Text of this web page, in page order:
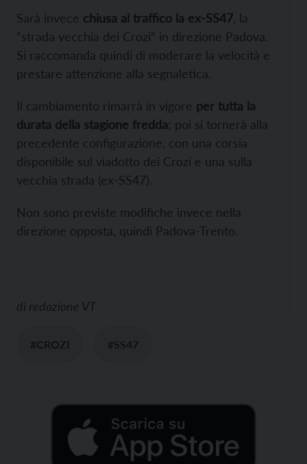
Sarà invece chiusa al traffico la ex-SS47 , la
“strada vecchia dei Crozi” in direzione Padova.
Si raccomanda quindi di moderare la velocità e
prestare attenzione alla segnaletica.
Il cambiamento rimarrà in vigore per tutta la
durata della stagione fredda; poi si tornerà alla
precedente configurazione, con una corsia
disponibile sul viadotto dei Crozi e una sulla
vecchia strada (ex-SS47).
Non sono previste modifiche invece nella
direzione opposta, quindi Padova-Trento.
di redazione VT
#CROZI #SS47